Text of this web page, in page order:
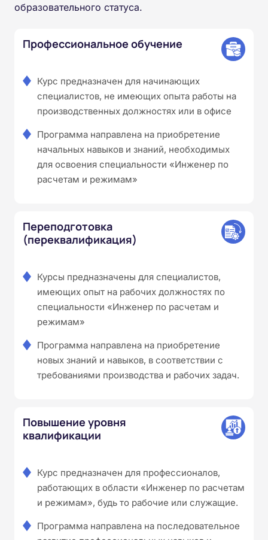
образовательного статуса.
Профессиональное обучение
Курс предназначен для начинающих
специалистов, не имеющих опыта работы на
производственных должностях или в офисе
Программа направлена на приобретение
начальных навыков и знаний, необходимых
для освоения специальности «Инженер по
расчетам и режимам»
Переподготовка
(переквалификация)
Курсы предназначены для специалистов,
имеющих опыт на рабочих должностях по
специальности «Инженер по расчетам и
режимам»
Программа направлена на приобретение
новых знаний и навыков, в соответствии с
требованиями производства и рабочих задач.
Повышение уровня
квалификации
Курс предназначен для профессионалов,
работающих в области «Инженер по расчетам
и режимам», будь то рабочие или служащие.
Программа направлена на последовательное